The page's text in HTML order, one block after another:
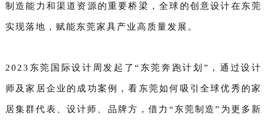
制造能力和渠道资源的重要桥梁，全球的创意设计在东莞
实现落地，赋能东莞家具产业高质量发展。
2023东莞国际设计周发起了“东莞奔跑计划”，通过设计
师及家居企业的成功案例，看东莞如何吸引全球优秀的家
居集群代表、设计师、品牌方，借力“东莞制造”为更多新